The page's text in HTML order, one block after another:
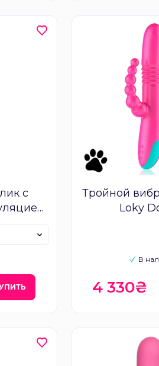
с
Тройной
Loky
В
4 330₴